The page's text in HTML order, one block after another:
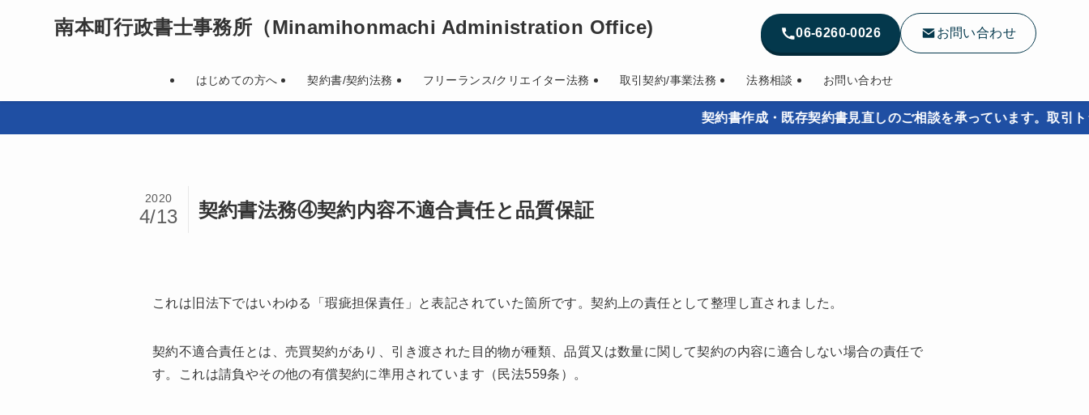
南本町行政書士事務所 （Minamihonmachi Administration Office)
はじめての方へ 契約書/契約法務 フリーランス/クリエイター法務 取引契約/事業法務 法務相談 お問い合わせ
06-6260-0026 お問い合わせ
契約書作成・既存契約書見直しのご相談を承っています。取引トラブ
契約書法務④契約内容不適合責任と品質保証
2020
4/13
これは旧法下ではいわゆる「瑕疵担保責任」と表記されていた箇所です。契約上の責任として整理し直されました。
契約不適合責任とは、売買契約があり、引き渡された目的物が種類、品質又は数量に関して契約の内容に適合しない場合の責任で
す。これは請負やその他の有償契約に準用されています（民法559条）。